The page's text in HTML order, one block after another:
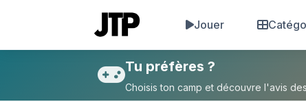
Jouer
Tu préfères Rédiger un
Tu préfères ?
Choisis ton camp et découvre l'avis